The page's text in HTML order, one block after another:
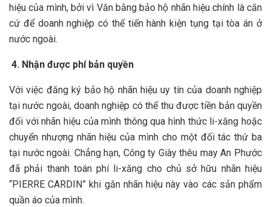
hiệu của mình, bởi vì Văn bằng bảo hộ nhãn hiệu chính là căn
cứ để doanh nghiệp có thể tiến hành kiện tụng tại tòa án ở
nước ngoài.
4. Nhận được phí bản quyền
Với việc đăng ký bảo hộ nhãn hiệu uy tín của doanh nghiệp
tại nước ngoài, doanh nghiệp có thể thu được tiền bản quyền
đối với nhãn hiệu của mình thông qua hình thức li-xăng hoặc
chuyển nhượng nhãn hiệu của mình cho một đối tác thứ ba
tại nước ngoài. Chẳng hạn, Công ty Giày thêu may An Phước
đã phải thanh toán phí li-xăng cho chủ sở hữu nhãn hiệu
“PIERRE CARDIN” khi gắn nhãn hiệu này vào các sản phẩm
quần áo của mình.